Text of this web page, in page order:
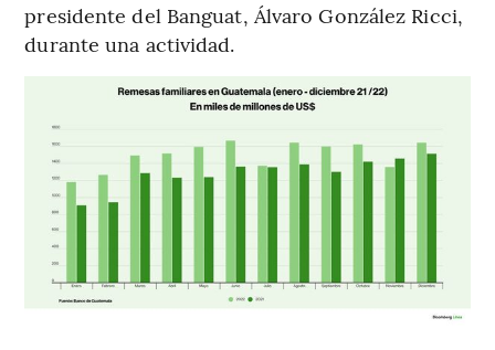
presidente del Banguat, Álvaro González Ricci,
durante una actividad.